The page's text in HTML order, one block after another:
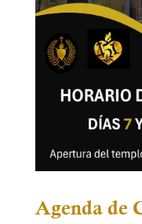
Agenda de